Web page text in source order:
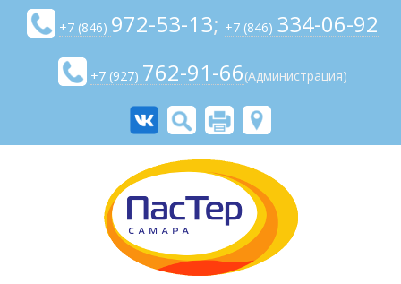
+7 (846) 972-53-13; +7 (846) 334-06-92
+7 (927) 762-91-66(Администрация)